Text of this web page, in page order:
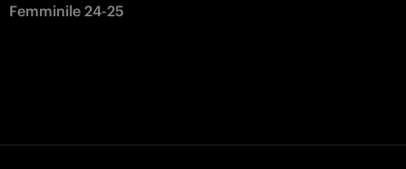
Femminile 24-25